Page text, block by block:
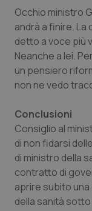
Occhio ministro
andrà a finire. La
detto a voce più
Neanche a lei.
un pensiero
non ne vedo
Conclusioni
Consiglio al
di non fidarsi
di ministro della
contratto di
aprire subito
della sanità